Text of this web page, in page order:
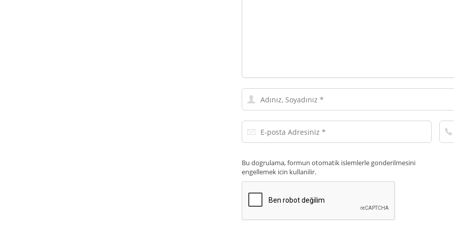
Adınız,
Soyadınız
E-
posta
Bu dogrulama, formun otomatik islemlerle gonderilmesini
engellemek icin kullanilir.